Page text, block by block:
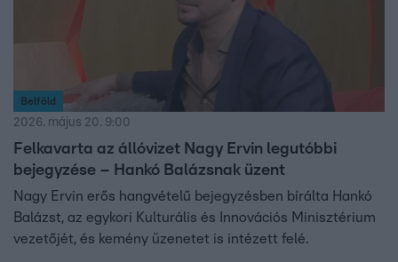
Belföld
2026. május 20. 9:00
Felkavarta az állóvizet Nagy Ervin legutóbbi
bejegyzése – Hankó Balázsnak üzent
Nagy Ervin erős hangvételű bejegyzésben bírálta Hankó
Balázst, az egykori Kulturális és Innovációs Minisztérium
vezetőjét, és kemény üzenetet is intézett felé.